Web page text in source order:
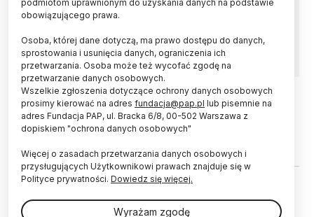
morskim dnie rozgwiazdom odrzucać ramiona,
by odwrócić uwagę drapieżników – informuje
pismo „Current Biology”.
ŚWIAT 17.01.2021
W ciepłych oceanach rozgwiazdy
ŚWIAT 07.08.2018
Choroba niszczy najliczniejsze
podmiotom uprawnionym do uzyskania danych na podstawie
obowiązującego prawa.
Osoba, której dane dotyczą, ma prawo dostępu do danych,
sprostowania i usunięcia danych, ograniczenia ich
przetwarzania. Osoba może też wycofać zgodę na
przetwarzanie danych osobowych.
Wszelkie zgłoszenia dotyczące ochrony danych osobowych
prosimy kierować na adres fundacja@pap.pl lub pisemnie na
adres Fundacja PAP, ul. Bracka 6/8, 00-502 Warszawa z
dopiskiem "ochrona danych osobowych"
Więcej o zasadach przetwarzania danych osobowych i
przysługujących Użytkownikowi prawach znajduje się w
Polityce prywatności. Dowiedz się więcej.
Wyrażam zgodę